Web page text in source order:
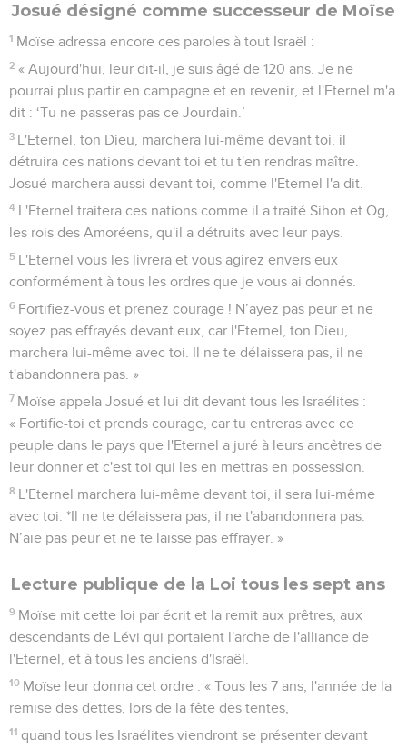
Josué désigné comme successeur de Moïse
1 Moïse adressa encore ces paroles à tout Israël :
2 « Aujourd'hui, leur dit-il, je suis âgé de 120 ans. Je ne
pourrai plus partir en campagne et en revenir, et l'Eternel m'a
dit : ‘Tu ne passeras pas ce Jourdain.’
3 L'Eternel, ton Dieu, marchera lui-même devant toi, il
détruira ces nations devant toi et tu t'en rendras maître.
Josué marchera aussi devant toi, comme l'Eternel l'a dit.
4 L'Eternel traitera ces nations comme il a traité Sihon et Og,
les rois des Amoréens, qu'il a détruits avec leur pays.
5 L'Eternel vous les livrera et vous agirez envers eux
conformément à tous les ordres que je vous ai donnés.
6 Fortifiez-vous et prenez courage ! N’ayez pas peur et ne
soyez pas effrayés devant eux, car l'Eternel, ton Dieu,
marchera lui-même avec toi. Il ne te délaissera pas, il ne
t'abandonnera pas. »
7 Moïse appela Josué et lui dit devant tous les Israélites :
« Fortifie-toi et prends courage, car tu entreras avec ce
peuple dans le pays que l'Eternel a juré à leurs ancêtres de
leur donner et c'est toi qui les en mettras en possession.
8 L'Eternel marchera lui-même devant toi, il sera lui-même
avec toi. *Il ne te délaissera pas, il ne t'abandonnera pas.
N’aie pas peur et ne te laisse pas effrayer. »
Lecture publique de la Loi tous les sept ans
9 Moïse mit cette loi par écrit et la remit aux prêtres, aux
descendants de Lévi qui portaient l'arche de l'alliance de
l'Eternel, et à tous les anciens d'Israël.
10 Moïse leur donna cet ordre : « Tous les 7 ans, l'année de la
remise des dettes, lors de la fête des tentes,
11 quand tous les Israélites viendront se présenter devant